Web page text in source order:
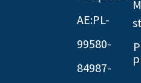
AE:PL-
99580-
84987-